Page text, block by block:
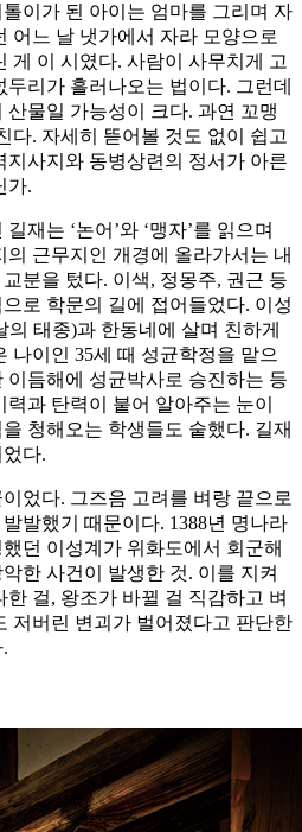
이가 된 아이는 엄마를 그리며 자
어느 날 냇가에서 자라 모양으로
게 이 시였다. 사람이 사무치게 고
리가 흘러나오는 법이다. 그런데
물일 가능성이 크다. 과연 꼬맹
다. 자세히 뜯어볼 것도 없이 쉽고
지사지와 동병상련의 정서가 아른
가.
재는 ‘논어’와 ‘맹자’를 읽으며
근무지인 개경에 올라가서는 내
분을 텄다. 이색, 정몽주, 권근 등
로 학문의 길에 접어들었다. 이성
태종)과 한동네에 살며 친하게
나이인 35세 때 성균학정을 맡으
이듬해에 성균박사로 승진하는 등
과 탄력이 붙어 알아주는 눈이
청해오는 학생들도 숱했다. 길재
다.
었다. 그즈음 고려를 벼랑 끝으로
발했기 때문이다. 1388년 명나라
던 이성계가 위화도에서 회군해
한 사건이 발생한 것. 이를 지켜
걸, 왕조가 바뀔 걸 직감하고 벼
저버린 변괴가 벌어졌다고 판단한